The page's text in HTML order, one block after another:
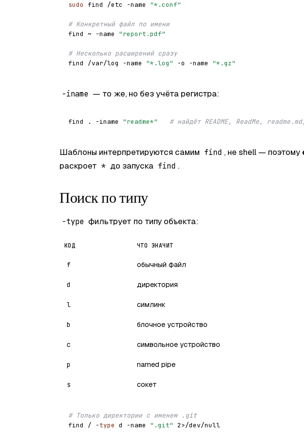
sudo
find /etc -name "*.conf"
# Конкретный файл по имени
find ~ -name "report.pdf"
# Несколько расширений сразу
find /var/log -name "*.log" -o -name "*.gz"
-iname — то же, но без учёта регистра:
find . -iname "readme*" # найдёт README, ReadMe,
Шаблоны интерпретируются самим find , не shell — поэтому
раскроет * до запуска find .
Поиск по типу
-type фильтрует по типу объекта:
КОД ЧТО ЗНАЧИТ
f обычный файл
d директория
l симлинк
b блочное устройство
c символьное устройство
p named pipe
s сокет
# Только директории с именем .git
find / -type d -name ".git" 2>/dev/null